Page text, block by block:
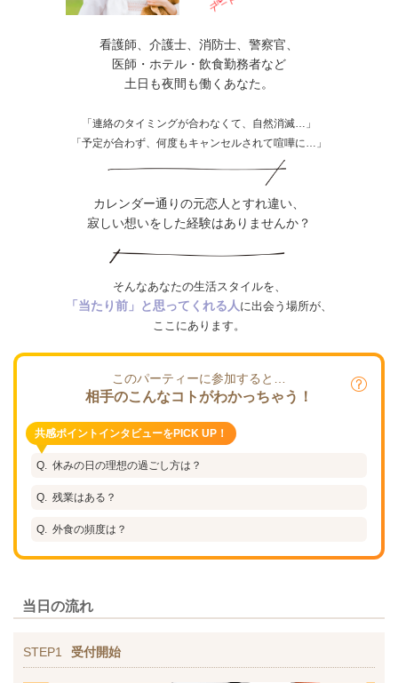
看護師、介護士、消防士、警察官、
医師・ホテル・飲食勤務者など
土日も夜間も働くあなた。
「連絡のタイミングが合わなくて、自然消滅…」
「予定が合わず、何度もキャンセルされて喧嘩に…」
カレンダー通りの元恋人とすれ違い、
寂しい想いをした経験はありませんか？
そんなあなたの生活スタイルを、
「当たり前」と思ってくれる人 に出会う場所が、
ここにあります。
このパーティーに参加すると…
相手のこんなコトがわかっちゃう！
共感ポイントインタビューをPICK UP！
休みの日の理想の過ごし方は？
残業はある？
外食の頻度は？
当日の流れ
STEP1 受付開始